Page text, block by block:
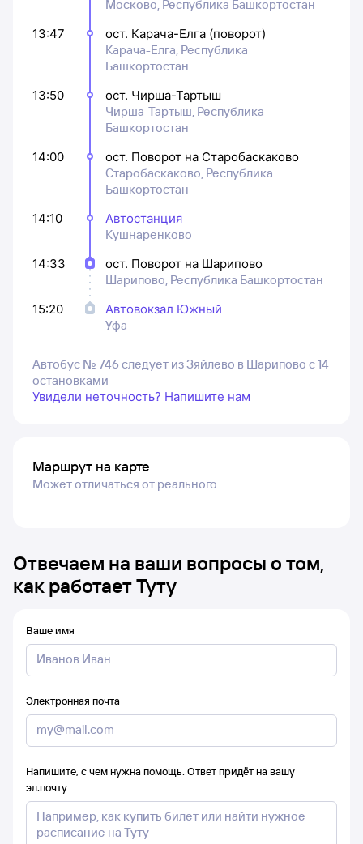
Москово, Республика Башкортостан
13:47
ост. Карача-Елга (поворот)
Карача-Елга, Республика
Башкортостан
13:50
ост. Чирша-Тартыш
Чирша-Тартыш, Республика
Башкортостан
14:00
ост. Поворот на Старобаскаково
Старобаскаково, Республика
Башкортостан
14:10
Автостанция
Кушнаренково
14:33
ост. Поворот на Шарипово
Шарипово, Республика Башкортостан
15:20
Автовокзал Южный
Уфа
Автобус № 746 следует из Зяйлево в Шарипово с 14
остановками
Увидели неточность? Напишите нам
Маршрут на карте
Может отличаться от реального
Отвечаем на ваши вопросы о том,
как работает Туту
Ваше имя
Электронная почта
Напишите, с чем нужна помощь. Ответ придёт на вашу
эл.почту